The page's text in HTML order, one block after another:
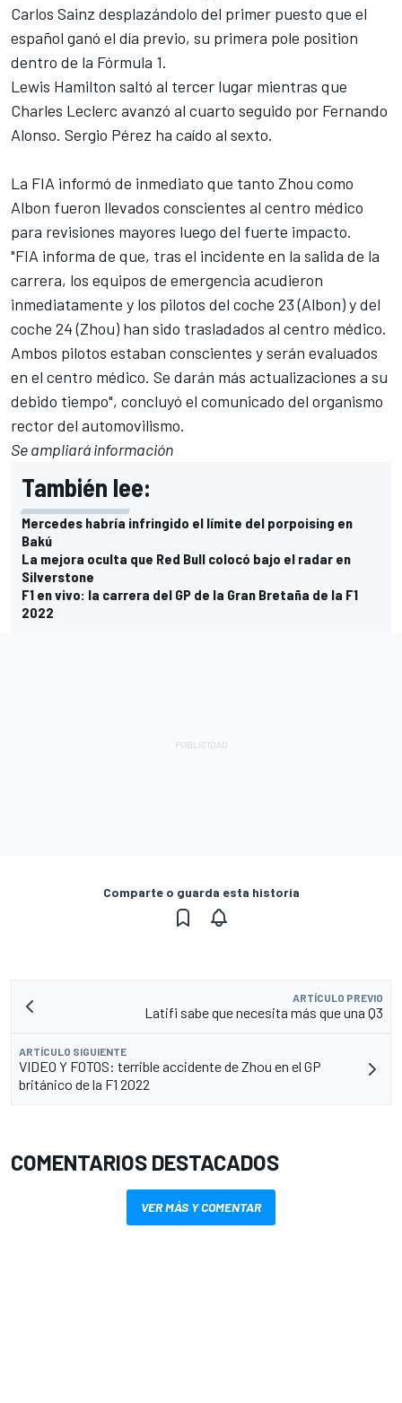
Carlos Sainz desplazándolo del primer puesto que el
español ganó el día previo, su primera pole position
dentro de la Fórmula 1.
Lewis Hamilton saltó al tercer lugar mientras que
Charles Leclerc avanzó al cuarto seguido por Fernando
Alonso. Sergio Pérez ha caído al sexto.
La FIA informó de inmediato que tanto Zhou como
Albon fueron llevados conscientes al centro médico
para revisiones mayores luego del fuerte impacto.
"FIA informa de que, tras el incidente en la salida de la
carrera, los equipos de emergencia acudieron
inmediatamente y los pilotos del coche 23 (Albon) y del
coche 24 (Zhou) han sido trasladados al centro médico.
Ambos pilotos estaban conscientes y serán evaluados
en el centro médico. Se darán más actualizaciones a su
debido tiempo", concluyó el comunicado del organismo
rector del automovilismo.
Se ampliará información
También lee:
Mercedes habría infringido el límite del porpoising en
Bakú
La mejora oculta que Red Bull colocó bajo el radar en
Silverstone
F1 en vivo: la carrera del GP de la Gran Bretaña de la F1
2022
Comparte o guarda esta historia
ARTÍCULO PREVIO
Latifi sabe que necesita más que una Q3
ARTÍCULO SIGUIENTE
VIDEO Y FOTOS: terrible accidente de Zhou en el GP
británico de la F1 2022
COMENTARIOS DESTACADOS
VER MÁS Y COMENTAR